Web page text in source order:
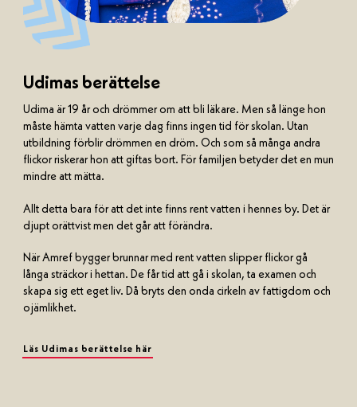
Udimas berättelse
Udima är 19 år och drömmer om att bli läkare. Men så länge hon
måste hämta vatten varje dag finns ingen tid för skolan. Utan
utbildning förblir drömmen en dröm. Och som så många andra
flickor riskerar hon att giftas bort. För familjen betyder det en mun
mindre att mätta.
Allt detta bara för att det inte finns rent vatten i hennes by. Det är
djupt orättvist men det går att förändra.
När Amref bygger brunnar med rent vatten slipper flickor gå
långa sträckor i hettan. De får tid att gå i skolan, ta examen och
skapa sig ett eget liv. Då bryts den onda cirkeln av fattigdom och
ojämlikhet.
Läs Udimas berättelse här